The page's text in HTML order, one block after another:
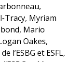
Tracy, Myriam
Mario
Oakes,
l’ESBG et ESFL,